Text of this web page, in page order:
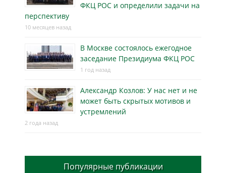
ФКЦ РОС и определили задачи на
перспективу
10 месяцев назад
В Москве состоялось ежегодное
заседание Президиума ФКЦ РОС
1 год назад
Александр Козлов: У нас нет и не
может быть скрытых мотивов и
устремлений
2 года назад
Популярные публикации